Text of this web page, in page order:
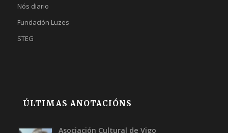
Nós diario
Fundación Luzes
STEG
ÚLTIMAS ANOTACIÓNS
Asociación Cultural de Vigo